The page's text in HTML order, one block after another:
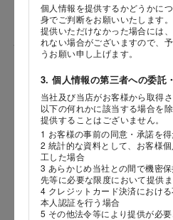
個人情報を提供するかどうかに
身でご判断をお願いいたします
提供いただけなかった場合には
れない場合がございますので、
うお願い申し上げます。
3. 個人情報の第三者への委託
当社及び当店がお客様から取得
以下の何れかに該当する場合を
提供することはございません。
1 お客様の事前の同意・承諾を
2 統計的な資料として、お客様
工した場合
3 あらかじめ当社との間で機密
先等に必要な限度において提供
4 クレジットカード決済におけ
本人認証を行う場合
5 その他法令等により提供が必
生年月日
年
海
UAE